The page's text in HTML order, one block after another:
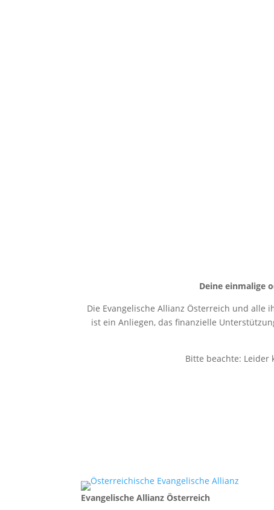
Deine einmalige
Die Evangelische Allianz Österreich und alle
ist ein Anliegen, das finanzielle
Bitte beachte: Leider
Evangelische Allianz Österreich